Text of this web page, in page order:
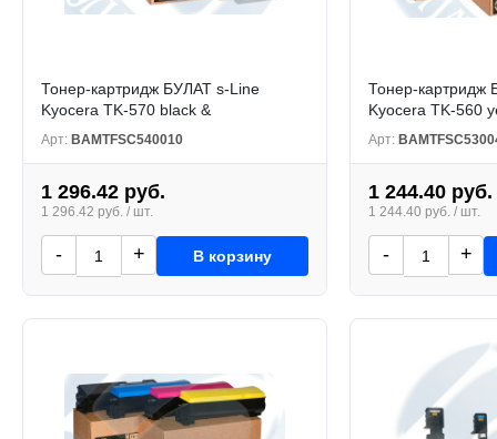
Тонер-картридж БУЛАТ s-Line
Kyocera TK-570 black &
Арт: BAMTFSC540010
1 296.42 руб.
1 296.42 руб. / шт.
- + В корзину
Тонер-картридж
Kyocera TK-560
Арт:
1 244.40 руб.
1 244.40 руб. / шт.
- +